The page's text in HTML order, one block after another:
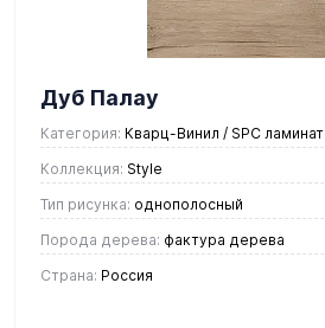
Дуб Палау
Категория: Кварц-Винил / SPC ламинат
Коллекция: Style
Тип рисунка: однополосный
Порода дерева: фактура дерева
Страна: Россия